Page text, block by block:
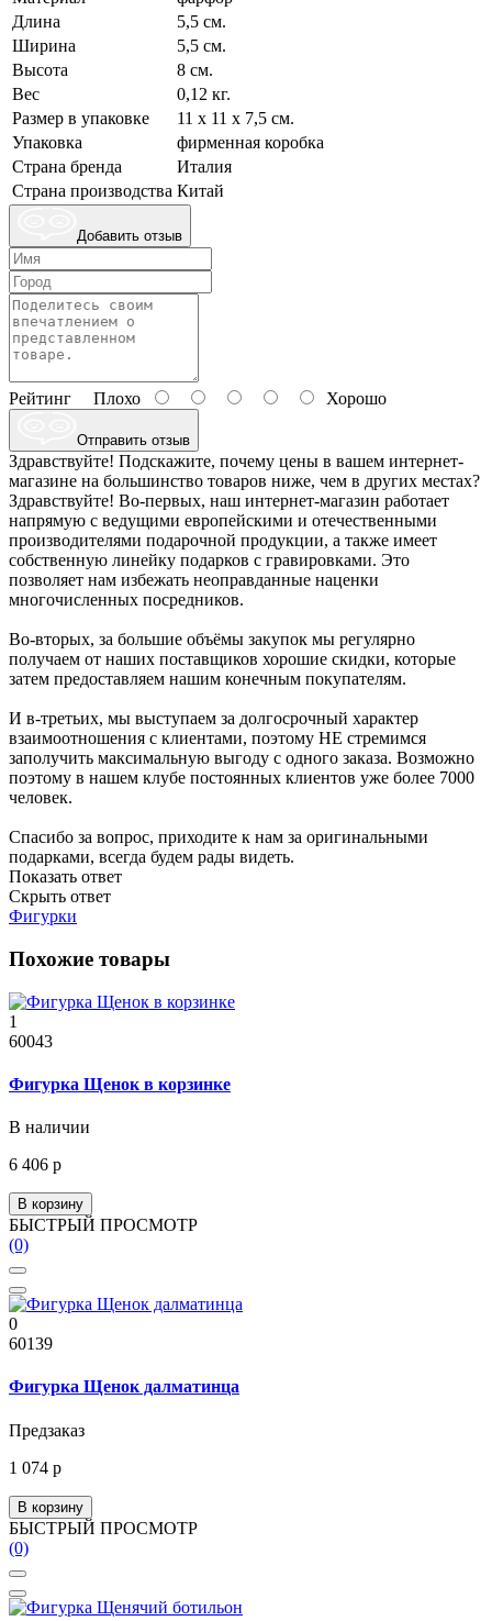
Длина
5,5 см.
Ширина
5,5 см.
Высота
8 см.
Вес
0,12 кг.
Размер в упаковке
11 х 11 х 7,5 см.
Упаковка
фирменная коробка
Страна бренда
Италия
Страна производства Китай
Добавить отзыв
Рейтинг Плохо Хорошо
Отправить отзыв
Здравствуйте! Подскажите, почему цены в вашем интернет-
магазине на большинство товаров ниже, чем в других местах?
Здравствуйте! Во-первых, наш интернет-магазин работает
напрямую с ведущими европейскими и отечественными
производителями подарочной продукции, а также имеет
собственную линейку подарков с гравировками. Это
позволяет нам избежать неоправданные наценки
многочисленных посредников.
Во-вторых, за большие объёмы закупок мы регулярно
получаем от наших поставщиков хорошие скидки, которые
затем предоставляем нашим конечным покупателям.
И в-третьих, мы выступаем за долгосрочный характер
взаимоотношения с клиентами, поэтому НЕ стремимся
заполучить максимальную выгоду с одного заказа. Возможно
поэтому в нашем клубе постоянных клиентов уже более 7000
человек.
Спасибо за вопрос, приходите к нам за оригинальными
подарками, всегда будем рады видеть.
Показать ответ
Скрыть ответ
Фигурки
Похожие товары
1
60043
Фигурка Щенок в корзинке
В наличии
6 406 р
В корзину
БЫСТРЫЙ ПРОСМОТР
(0)
0
60139
Фигурка Щенок далматинца
Предзаказ
1 074 р
В корзину
БЫСТРЫЙ ПРОСМОТР
(0)